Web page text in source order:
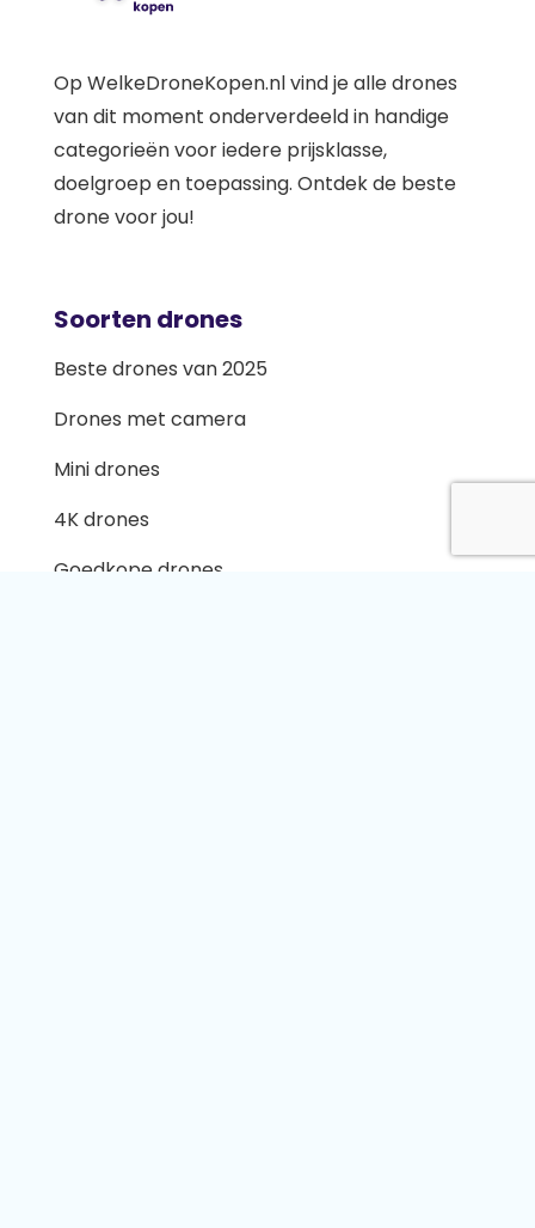
Op WelkeDroneKopen.nl vind je alle drones
van dit moment onderverdeeld in handige
categorieën voor iedere prijsklasse,
doelgroep en toepassing. Ontdek de beste
drone voor jou!
Soorten drones
Beste drones van 2025
Drones met camera
Mini drones
4K drones
Goedkope drones